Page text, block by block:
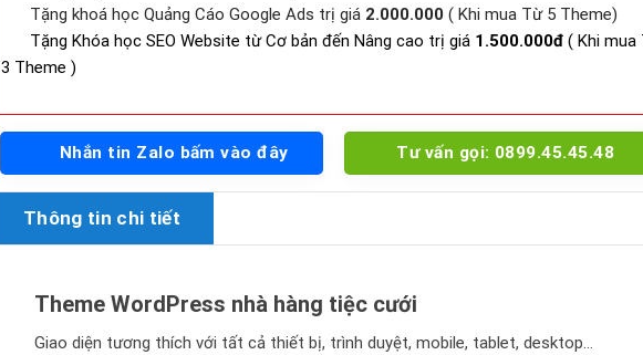
Tặng khoá học Quảng Cáo Google Ads trị giá 2.000.000 ( Khi mua Từ 5 Theme)
Tặng Khóa học SEO Website từ Cơ bản đến Nâng cao trị giá 1.500.000đ ( Khi mua
3 Theme )
Nhắn tin Zalo bấm vào đây Tư vấn gọi: 0899.45.45.48
Thông tin chi tiết
Theme WordPress nhà hàng tiệc cưới
Giao diện tương thích với tất cả thiết bị, trình duyệt, mobile, tablet, desktop…